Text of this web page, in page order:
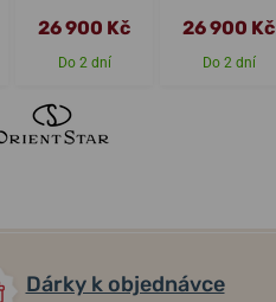
26 900 Kč
Do 2 dní
26 900 Kč
Do 2 dní
Dárky k objednávce